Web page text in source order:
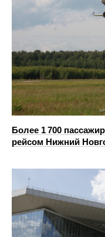
Более 1 700
рейсом Нижний